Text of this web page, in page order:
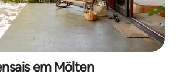
em Mölten